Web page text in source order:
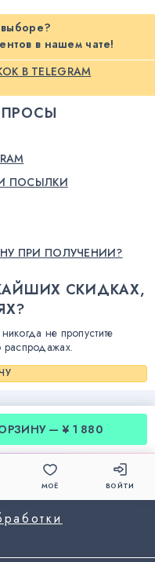
в нашем чате!
В TELEGRAM
ПОСЫЛКИ
ПРИ ПОЛУЧЕНИИ?
СКИДКАХ,
не пропустите
— ¥ 1 880
МОЁ ВОЙТИ